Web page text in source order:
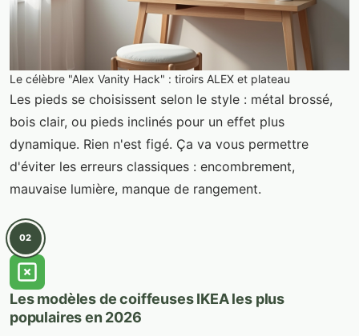
Le célèbre "Alex Vanity Hack" : tiroirs ALEX et plateau
Les pieds se choisissent selon le style : métal brossé,
bois clair, ou pieds inclinés pour un effet plus
dynamique. Rien n'est figé. Ça va vous permettre
d'éviter les erreurs classiques : encombrement,
mauvaise lumière, manque de rangement.
02
Les modèles de coiffeuses IKEA les plus
populaires en 2026